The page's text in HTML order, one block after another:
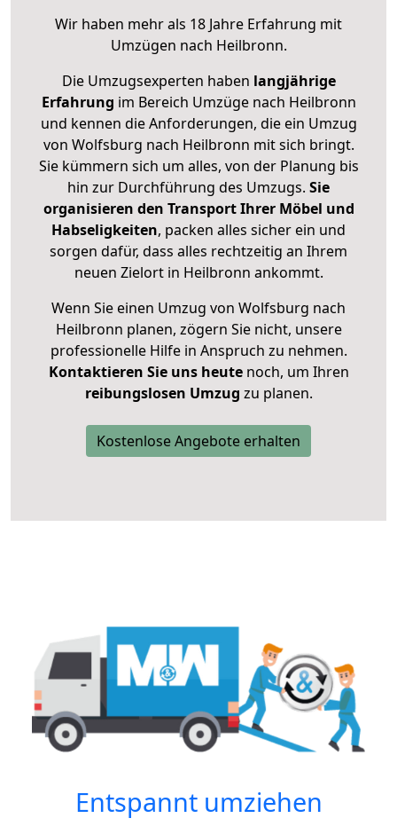
Wir haben mehr als 18 Jahre Erfahrung mit
Umzügen nach Heilbronn.
Die Umzugsexperten haben langjährige
Erfahrung im Bereich Umzüge nach Heilbronn
und kennen die Anforderungen, die ein Umzug
von Wolfsburg nach Heilbronn mit sich bringt.
Sie kümmern sich um alles, von der Planung bis
hin zur Durchführung des Umzugs. Sie
organisieren den Transport Ihrer Möbel und
Habseligkeiten, packen alles sicher ein und
sorgen dafür, dass alles rechtzeitig an Ihrem
neuen Zielort in Heilbronn ankommt.
Wenn Sie einen Umzug von Wolfsburg nach
Heilbronn planen, zögern Sie nicht, unsere
professionelle Hilfe in Anspruch zu nehmen.
Kontaktieren Sie uns heutenoch, um Ihren
reibungslosen Umzug zu planen.
Kostenlose Angebote erhalten
Entspannt umziehen